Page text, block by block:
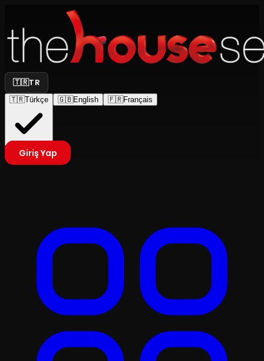
🇹🇷TR
🇹🇷Türkçe 🇬🇧English 🇫🇷Français
Giriş Yap